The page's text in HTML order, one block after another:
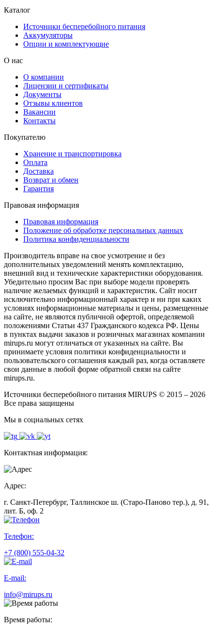
Каталог
Источники бесперебойного питания
Аккумуляторы
Опции и комплектующие
О нас
О компании
Лицензии и сертификаты
Документы
Отзывы клиентов
Вакансии
Контакты
Покупателю
Хранение и транспортировка
Оплата
Доставка
Возврат и обмен
Гарантия
Правовая информация
Правовая информация
Положение об обработке персональных данных
Политика конфиденциальности
Производитель вправе на свое усмотрение и без
дополнительных уведомлений менять комплектацию,
внешний вид и технические характеристики оборудования.
Убедительно просим Вас при выборе модели проверять
наличие желаемых функций и характеристик. Сайт носит
исключительно информационный характер и ни при каких
условиях информационные материалы и цены, размещенные
на сайте, не являются публичной офертой, определяемой
положениями Статьи 437 Гражданского кодекса РФ. Цены
в пунктах выдачи заказов и розничных магазинах компании
mirups.ru могут отличаться от указанных на сайте. Вы
принимаете условия политики конфиденциальности и
пользовательского соглашения каждый раз, когда оставляете
свои данные в любой форме обратной связи на сайте
mirups.ru.
Источники бесперебойного питания MIRUPS © 2015 – 2026
Все права защищены
Мы в социальных сетях
Контактная информация:
Адрес:
г. Санкт-Петербург, Таллинское ш. (Старо-Паново тер.), д. 91,
лит. Б, оф. 2
Телефон:
+7 (800) 555-04-32
E-mail:
info@mirups.ru
Время работы: